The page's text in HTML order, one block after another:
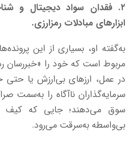
۲. فقدان سواد دیجیتال و
ابزارهای مبادلات رمزارزی.
به‌گفته او، بسیاری از این
مربوط است که خود را «خبر‌رسان
در عمل، ارزهای بی‌ارزش یا حتی
سرمایه‌گذاران ناآگاه را به‌سمت
سوق می‌دهند؛ جایی که کیف
بی‌واسطه به‌سرقت می‌رود.